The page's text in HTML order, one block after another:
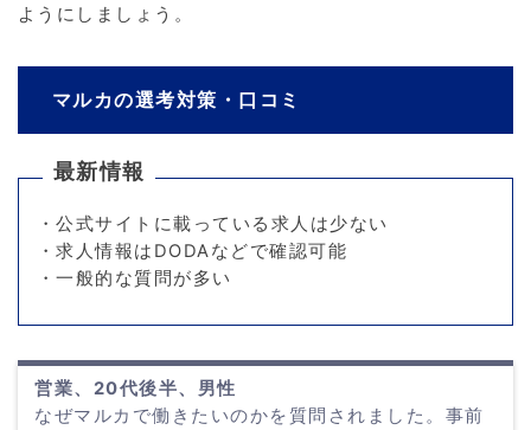
ようにしましょう。
マルカの選考対策・口コミ
最新情報
・公式サイトに載っている求人は少ない
・求人情報はDODAなどで確認可能
・一般的な質問が多い
営業、20代後半、男性
なぜマルカで働きたいのかを質問されました。事前